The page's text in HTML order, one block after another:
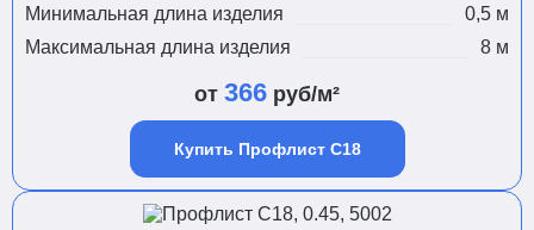
Минимальная длина изделия
0,5 м
Максимальная длина изделия
8 м
от 366 руб/м²
Купить Профлист С18